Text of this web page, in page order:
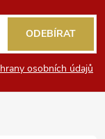
osobních údajů
ODEBÍRAT